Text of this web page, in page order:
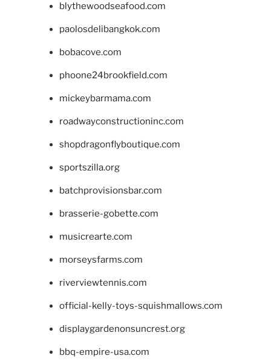
blythewoodseafood.com
paolosdelibangkok.com
bobacove.com
phoone24brookfield.com
mickeybarmama.com
roadwayconstructioninc.com
shopdragonflyboutique.com
sportszilla.org
batchprovisionsbar.com
brasserie-gobette.com
musicrearte.com
morseysfarms.com
riverviewtennis.com
official-kelly-toys-squishmallows.com
displaygardenonsuncrest.org
bbq-empire-usa.com